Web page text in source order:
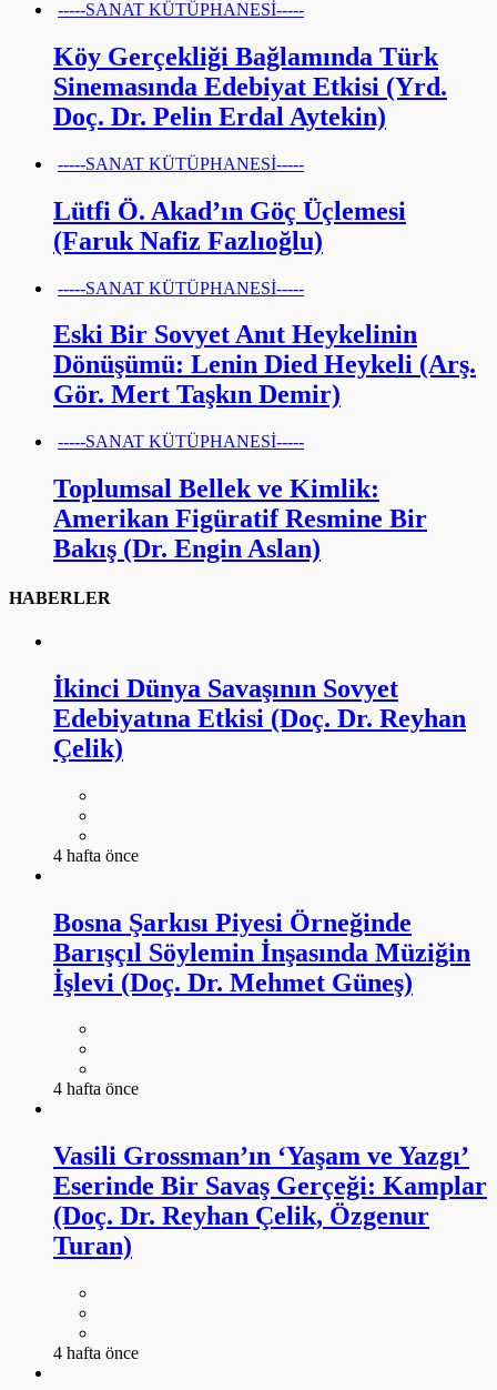
-----SANAT KÜTÜPHANESİ-----
Köy Gerçekliği Bağlamında Türk
Sinemasında Edebiyat Etkisi (Yrd.
Doç. Dr. Pelin Erdal Aytekin)
-----SANAT KÜTÜPHANESİ-----
Lütfi Ö. Akad’ın Göç Üçlemesi
(Faruk Nafiz Fazlıoğlu)
-----SANAT KÜTÜPHANESİ-----
Eski Bir Sovyet Anıt Heykelinin
Dönüşümü: Lenin Died Heykeli (Arş.
Gör. Mert Taşkın Demir)
-----SANAT KÜTÜPHANESİ-----
Toplumsal Bellek ve Kimlik:
Amerikan Figüratif Resmine Bir
Bakış (Dr. Engin Aslan)
HABERLER
İkinci Dünya Savaşının Sovyet
Edebiyatına Etkisi (Doç. Dr. Reyhan
Çelik)
4 hafta önce
Bosna Şarkısı Piyesi Örneğinde
Barışçıl Söylemin İnşasında Müziğin
İşlevi (Doç. Dr. Mehmet Güneş)
4 hafta önce
Vasili Grossman’ın ‘Yaşam ve Yazgı’
Eserinde Bir Savaş Gerçeği: Kamplar
(Doç. Dr. Reyhan Çelik, Özgenur
Turan)
4 hafta önce